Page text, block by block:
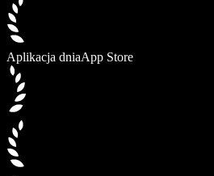
Aplikacja dniaApp Store